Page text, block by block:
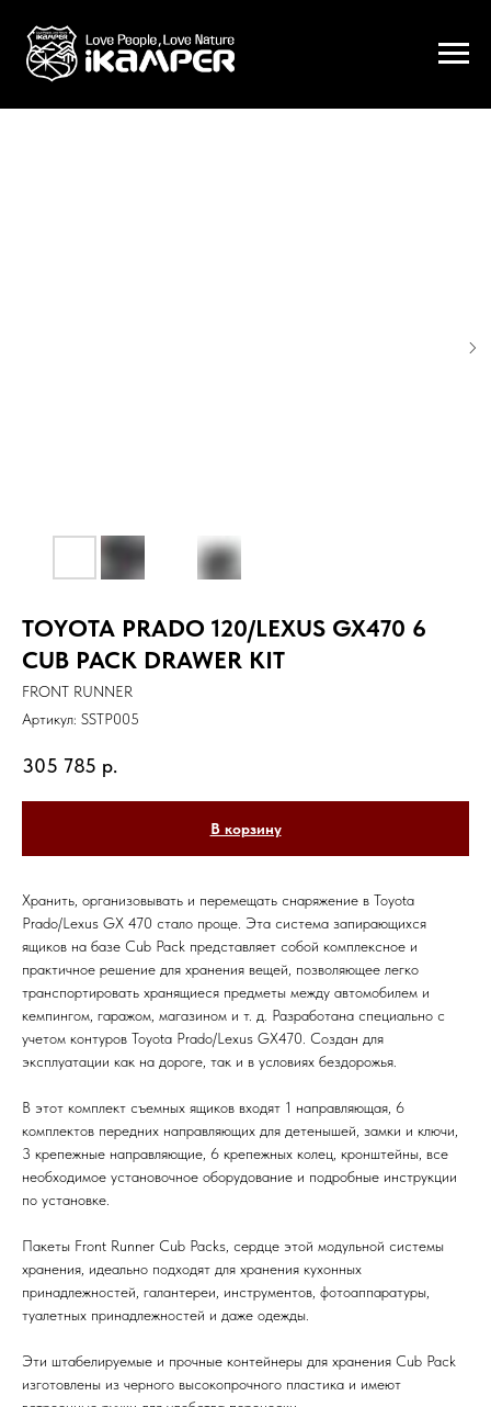
TOYOTA PRADO 120/LEXUS GX470 6
CUB PACK DRAWER KIT
FRONT RUNNER
Артикул: SSTP005
305 785 р.
В корзину
Хранить, организовывать и перемещать снаряжение в Toyota
Prado/Lexus GX 470 стало проще. Эта система запирающихся
ящиков на базе Cub Pack представляет собой комплексное и
практичное решение для хранения вещей, позволяющее легко
транспортировать хранящиеся предметы между автомобилем и
кемпингом, гаражом, магазином и т. д. Разработана специально с
учетом контуров Toyota Prado/Lexus GX470. Создан для
эксплуатации как на дороге, так и в условиях бездорожья.
В этот комплект съемных ящиков входят 1 направляющая, 6
комплектов передних направляющих для детенышей, замки и ключи,
3 крепежные направляющие, 6 крепежных колец, кронштейны, все
необходимое установочное оборудование и подробные инструкции
по установке.
Пакеты Front Runner Cub Packs, сердце этой модульной системы
хранения, идеально подходят для хранения кухонных
принадлежностей, галантереи, инструментов, фотоаппаратуры,
туалетных принадлежностей и даже одежды.
Эти штабелируемые и прочные контейнеры для хранения Cub Pack
изготовлены из черного высокопрочного пластика и имеют